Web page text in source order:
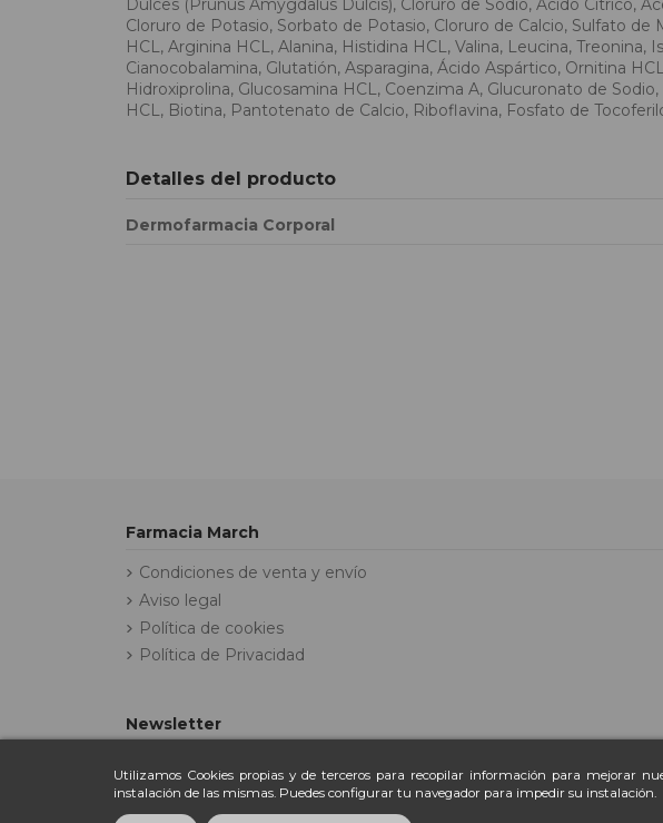
Utilizamos Cookies propias y de terceros para recopilar información para mejorar
instalación de las mismas. Puedes configurar tu navegador para impedir su instalación.
Dulces (Prunus Amygdalus Dulcis), Cloruro de Sodio, Ácido Cítrico,
Cloruro de Potasio, Sorbato de Potasio, Cloruro de Calcio, Sulfato
HCL, Arginina HCL, Alanina, Histidina HCL, Valina, Leucina,
Cianocobalamina, Glutatión, Asparagina, Ácido Aspártico, Ornitina
Hidroxiprolina, Glucosamina HCL, Coenzima A, Glucuronato de
HCL, Biotina, Pantotenato de Calcio, Riboflavina, Fosfato de
Detalles del producto
Dermofarmacia Corporal
Farmacia March
Condiciones de venta y envío
Aviso legal
Política de cookies
Política de Privacidad
Newsletter